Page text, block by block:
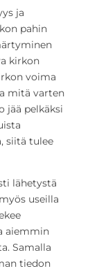
ja
pahin
kirkon
voima
mitä varten
jää pelkäksi
siitä tulee
lähetystä
useilla
aiemmin
Samalla
tiedon